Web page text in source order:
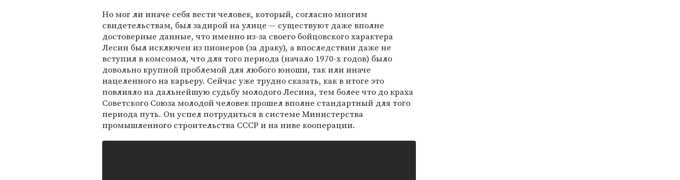
Но мог ли иначе себя вести человек, который, согласно многим
свидетельствам, был задирой на улице — существуют даже вполне
достоверные данные, что именно из-за своего бойцовского характера
Лесин был исключен из пионеров (за драку), а впоследствии даже не
вступил в комсомол, что для того периода (начало 1970-х годов) было
довольно крупной проблемой для любого юноши, так или иначе
нацеленного на карьеру. Сейчас уже трудно сказать, как в итоге это
повлияло на дальнейшую судьбу молодого Лесина, тем более что до краха
Советского Союза молодой человек прошел вполне стандартный для того
периода путь. Он успел потрудиться в системе Министерства
промышленного строительства СССР и на ниве кооперации.